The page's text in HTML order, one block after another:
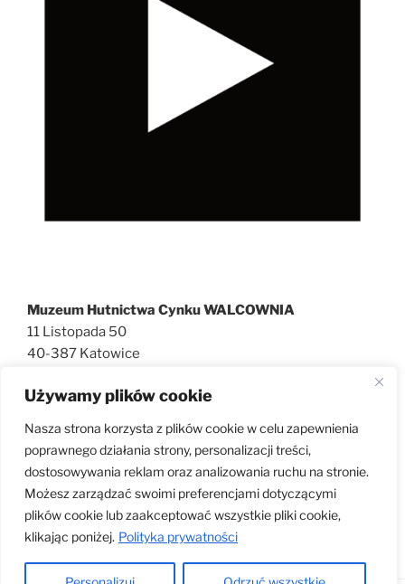
Używamy plików cookie
Nasza strona korzysta z plików cookie w celu zapewnienia
poprawnego działania strony, personalizacji treści,
dostosowywania reklam oraz analizowania ruchu na stronie.
Możesz zarządzać swoimi preferencjami dotyczącymi
plików cookie lub zaakceptować wszystkie pliki cookie,
klikając poniżej. Polityka prywatności
Muzeum Hutnictwa Cynku WALCOWNIA
11 Listopada 50
40-387 Katowice
walcownia@muzeatechniki.pl
KLAUZULA RODO